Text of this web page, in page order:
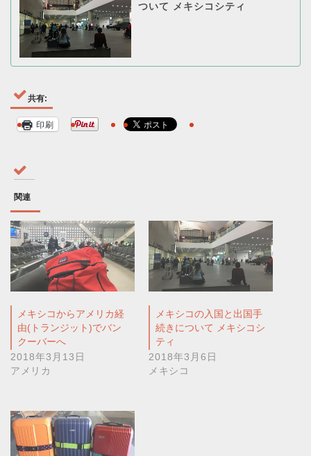
ついて メキシコシティ
共有:
印刷
関連
メキシコからアメリカ経
由(トランジット)でバン
クーバーへ
2018年3月13日
アメリカ
メキシコの入国と出国手
続きについて メキシコシ
ティ
2018年3月6日
メキシコ